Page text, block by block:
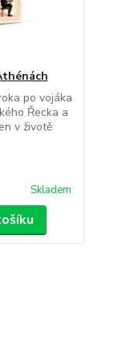
po vojáka
Řecka a
v životě
Skladem